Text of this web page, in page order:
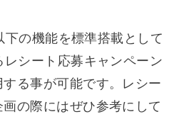
の機能を標準搭載として
シート応募キャンペーン
る事が可能です。レシー
の際にはぜひ参考にして